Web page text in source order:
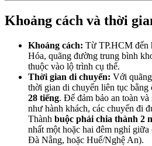
Khoảng cách và thời
Khoảng cách: Từ TP.HCM đến
Hóa, quãng đường trung bình
thuộc vào lộ trình cụ thể.
Thời gian di chuyển: Với
thời gian di chuyển liên tục bằng
28 tiếng. Để đảm bảo an toàn
như hành khách, các chuyến đi
Thành buộc phải chia thành 2
nhất một hoặc hai đêm nghỉ
Đà Nẵng, hoặc Huế/Nghệ An).